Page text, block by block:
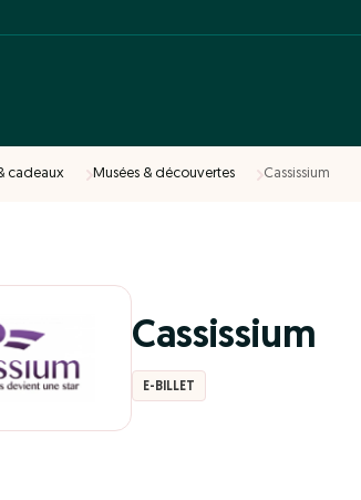
cadeaux Musées & découvertes Cassissium
Cassissium
E-BILLET